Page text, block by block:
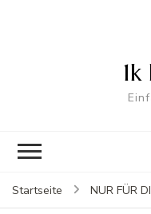
Startseite NUR FÜR